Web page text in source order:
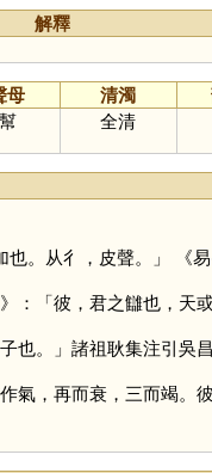
解釋
母 清濁
幫
全清
。从彳，皮聲。」 《
：「彼，君之讎也，天
也。」諸祖耿集注引吳
氣，再而衰，三而竭。